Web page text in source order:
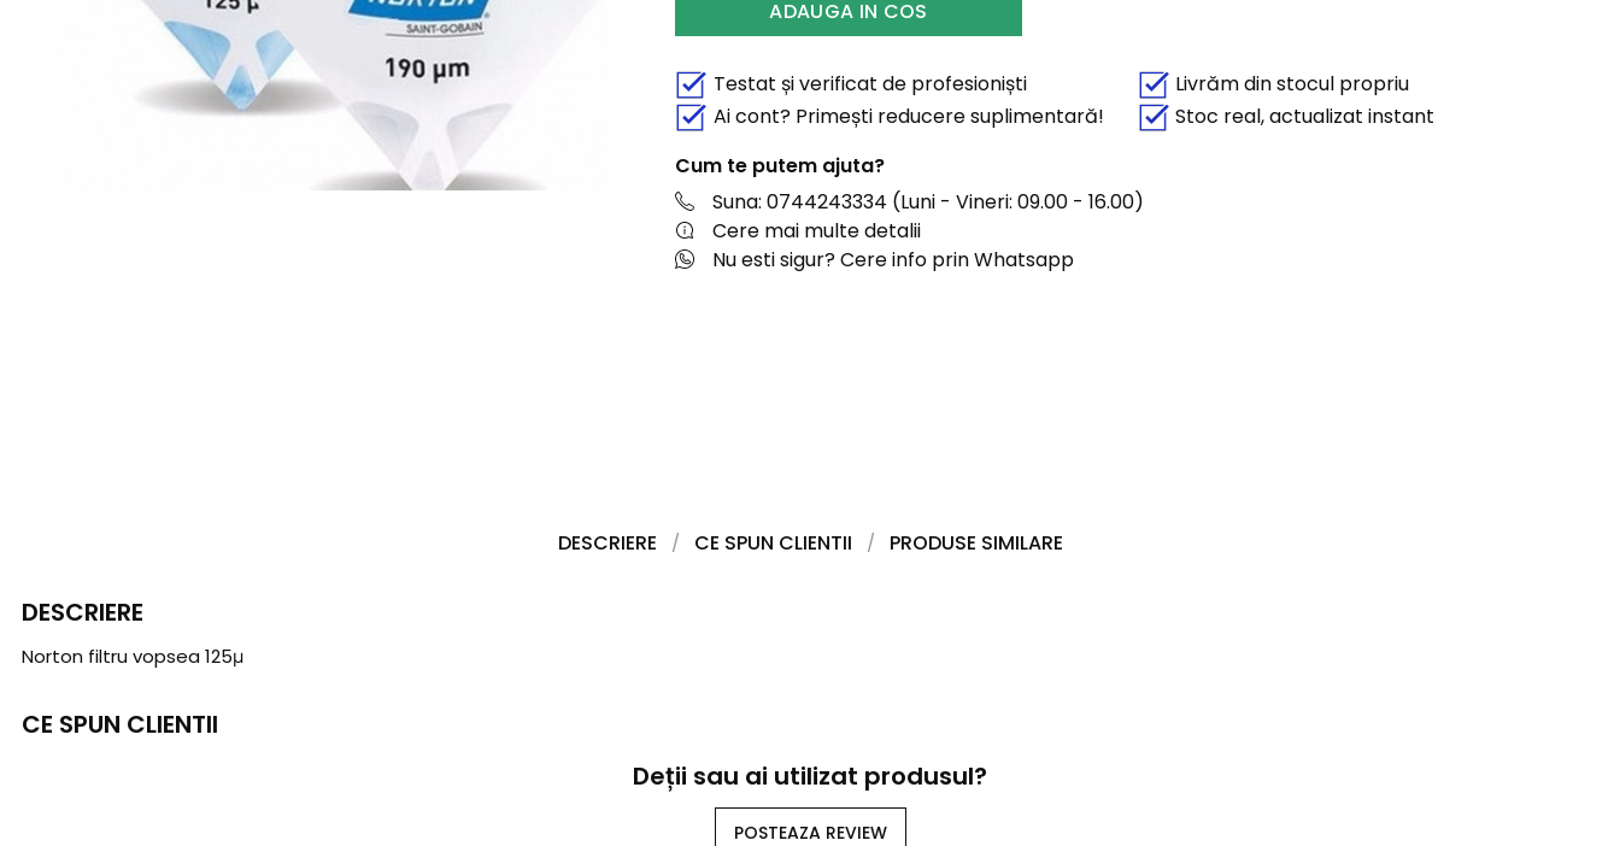
ADAUGA IN COS
Testat și verificat de profesioniști
Livrăm din stocul propriu
Ai cont? Primești reducere suplimentară!
Stoc real, actualizat instant
Cum te putem ajuta?
Suna: 0744243334 (Luni - Vineri: 09.00 - 16.00)
Cere mai multe detalii
Nu esti sigur? Cere info prin Whatsapp
DESCRIERE CE SPUN CLIENTII PRODUSE SIMILARE
DESCRIERE
Norton filtru vopsea 125μ
CE SPUN CLIENTII
Deții sau ai utilizat produsul?
POSTEAZA REVIEW